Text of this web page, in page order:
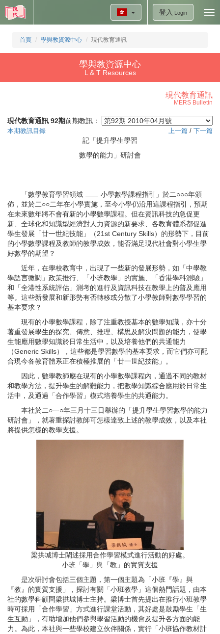
登入 Login
首頁 學與教資源中心 現代教育通訊
學與教資源中心
L & T Resources
現代教育通訊
MERS Bulletin
現代教育通訊 92期前期教訊：
本期教訊目錄 上一篇 / 下一篇
記「提升學生學習
數學的能力」研討會
「數學教育學習領域
小學數學課程指引」於二○○○年頒
佈，並於二○○二年在小學實施，至今小學仍沿用這課程指引，預期
在未來數年將不會有新的小學數學課程。但在資訊科技的急促更
新、全球化和知識型經濟對人力資源的新要求、各教育體系都促進
學生發展「廿一世紀技能」（21st Century Skills）的形勢下，目前
的小學數學課程及教師的教學成效，能否滿足現代社會對小學生學
好數學的期望？
近年，在學校教育中，出現了一些新的發展形勢，如「中學教
學語言微調」政策推行、「小班教學」的實施、「香港學科測驗」
和「全港性系統評估」測考的進行及資訊科技在教學上的普及應用
等。這些新發展和新形勢有否轉移或分散了小學教師對數學學習的
基本要求？
現有的小學數學課程，除了注重教授基本的數學知識，亦十分
著重發展學生的探究、傳意、推理、構思及解決問題的能力，使學
生能應用數學知識於日常生活中，以及培養他們的共通能力
（Generic Skills），這些都是學習數學的基本要求，而它們亦可配
合現今各教育體系正在積極推展的「廿一世紀技能」。
因此，數學教師應在現有的小學數學課程內，通過不同的教材
和教學方法，提升學生的解難能力，把數學知識綜合應用於日常生
活中，及通過「合作學習」模式培養學生的共通能力。
本社於二○一○年三月十三日舉辦的「提升學生學習數學的能力
研討會」，就著重探討教師可怎樣達致上述的教學成效，以及本社
將提供怎樣的教學支援。
梁拱城博士闡述採用合作學習模式進行活動的好處。
小班「學」與「教」的實質支援
是次研討會包括三個主題，第一個主題為「小班『學』與
『教』的實質支援」，探討有關「小班教學」這個熱門話題，由本
社的數學科顧問梁拱城博士主持。梁博士首先提出在推行小班教學
時可採用「合作學習」方式進行課堂活動，其好處是鼓勵學生「生
生互動」，有助增加他們參與學習活動的機會及提升各方面的能
力。為此，本社與一些學校建立伙伴關係，實行「小班協作教材計